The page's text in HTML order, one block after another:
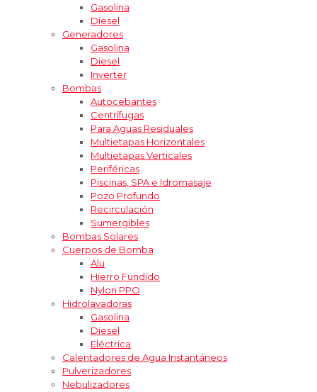
Gasolina
Diesel
Generadores
Gasolina
Diesel
Inverter
Bombas
Autocebantes
Centrífugas
Para Aguas Residuales
Multietapas Horizontales
Multietapas Verticales
Periféricas
Piscinas, SPA e Idromasaje
Pozo Profundo
Recirculación
Sumergibles
Bombas Solares
Cuerpos de Bomba
Alu
Hierro Fundido
Nylon PPO
Hidrolavadoras
Gasolina
Diesel
Eléctrica
Calentadores de Agua Instantáneos
Pulverizadores
Nebulizadores